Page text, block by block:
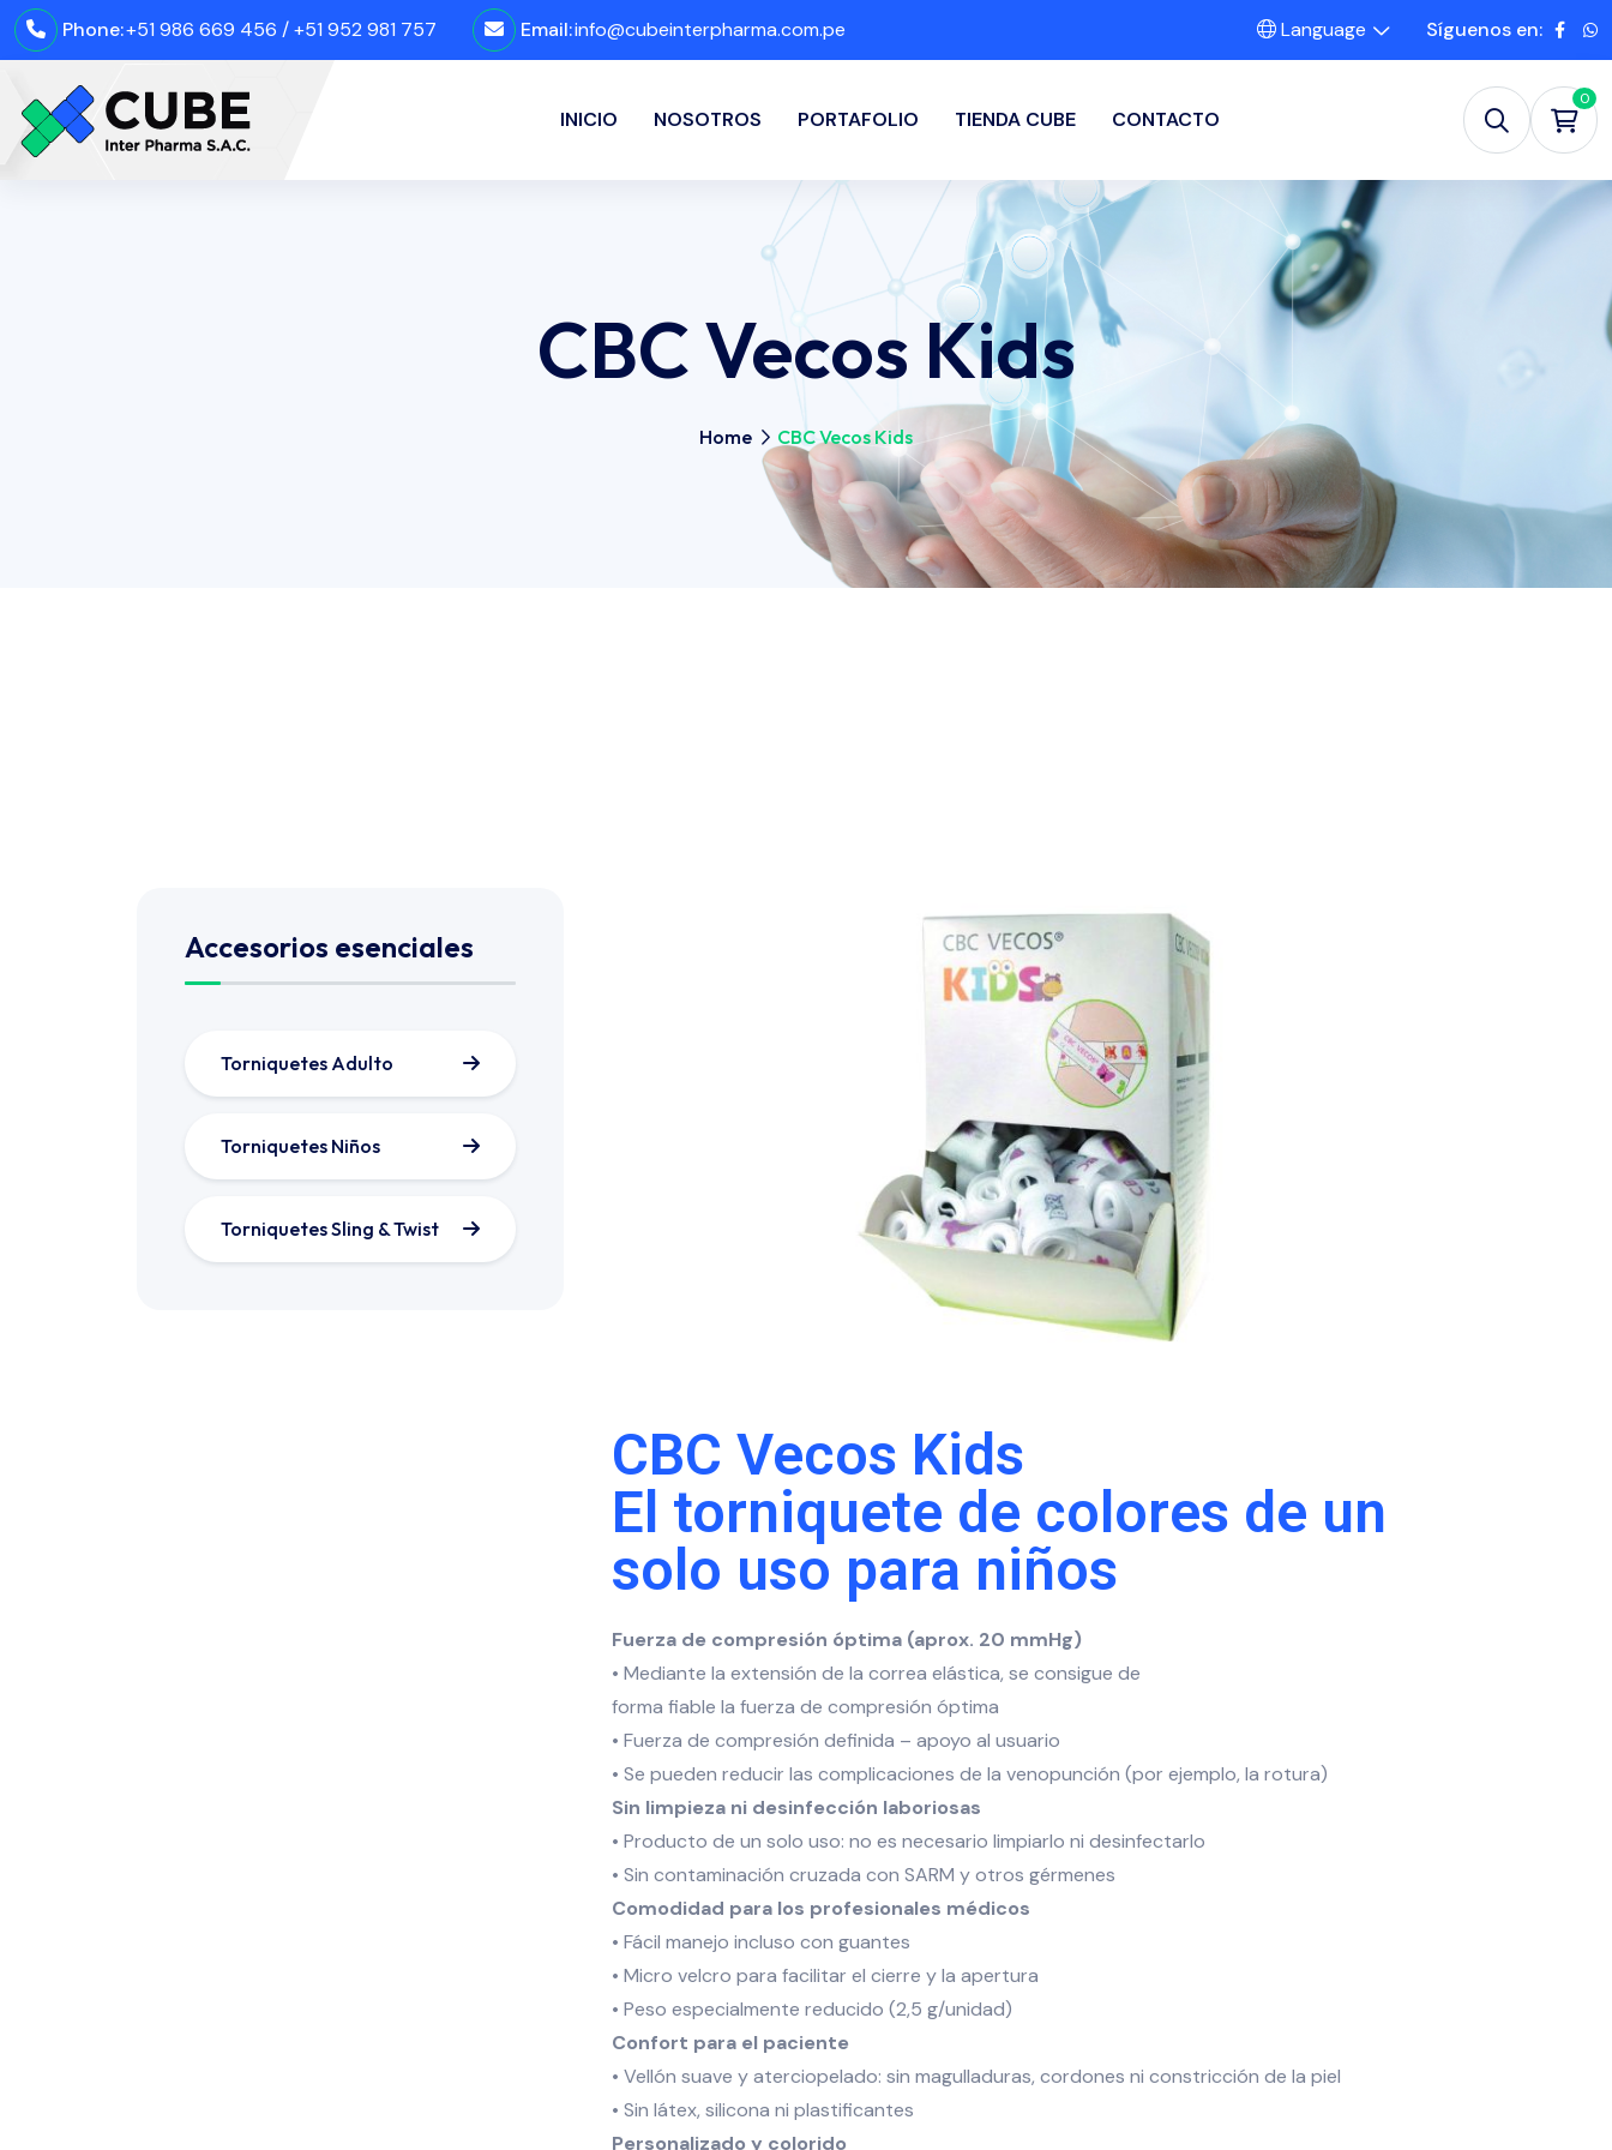
Phone:+51 986 669 456 / +51 952 981 757 Email:info@cubeinterpharma.com.pe Language Síguenos en:
INICIO NOSOTROS PORTAFOLIO TIENDA CUBE CONTACTO
0
CBC Vecos Kids
Home CBC Vecos Kids
Accesorios esenciales
Torniquetes Adulto
Torniquetes Niños
Torniquetes Sling & Twist
CBC Vecos Kids
El torniquete de colores de un
solo uso para niños
Fuerza de compresión óptima (aprox. 20 mmHg)
• Mediante la extensión de la correa elástica, se consigue de
forma fiable la fuerza de compresión óptima
• Fuerza de compresión definida – apoyo al usuario
• Se pueden reducir las complicaciones de la venopunción (por ejemplo, la rotura)
Sin limpieza ni desinfección laboriosas
• Producto de un solo uso: no es necesario limpiarlo ni desinfectarlo
• Sin contaminación cruzada con SARM y otros gérmenes
Comodidad para los profesionales médicos
• Fácil manejo incluso con guantes
• Micro velcro para facilitar el cierre y la apertura
• Peso especialmente reducido (2,5 g/unidad)
Confort para el paciente
• Vellón suave y aterciopelado: sin magulladuras, cordones ni constricción de la piel
• Sin látex, silicona ni plastificantes
Personalizado y colorido